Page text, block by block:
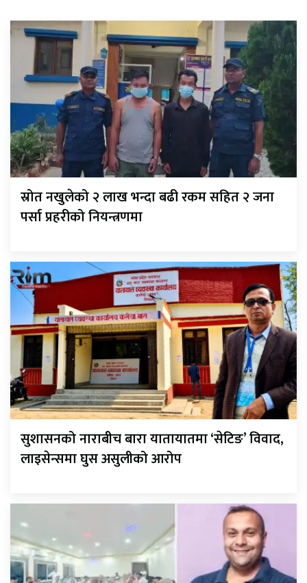
स्रोत नखुलेको २ लाख भन्दा बढी रकम सहित २ जना
पर्सा प्रहरीको नियन्त्रणमा
सुशासनको नाराबीच बारा यातायातमा ‘सेटिङ’ विवाद,
लाइसेन्समा घुस असुलीको आरोप